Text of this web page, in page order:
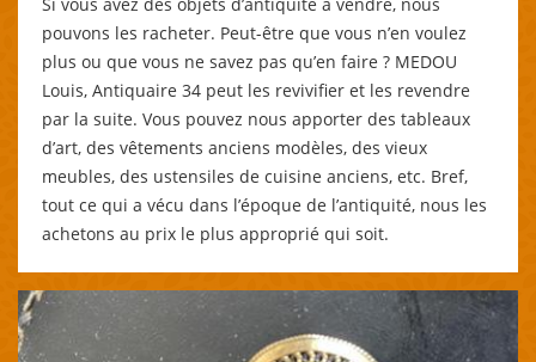
pouvons les racheter. Peut-être que vous n’en voulez
plus ou que vous ne savez pas qu’en faire ? MEDOU
Louis, Antiquaire 34 peut les revivifier et les revendre
par la suite. Vous pouvez nous apporter des tableaux
d’art, des vêtements anciens modèles, des vieux
meubles, des ustensiles de cuisine anciens, etc. Bref,
tout ce qui a vécu dans l’époque de l’antiquité, nous les
achetons au prix le plus approprié qui soit.